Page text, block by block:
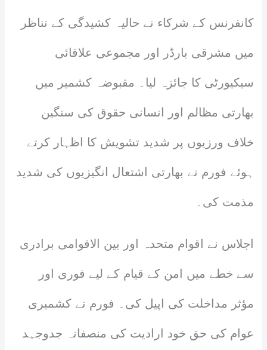
کانفرنس کے شرکاء نے حالیہ کشیدگی کے تناظر
میں مشرقی بارڈر اور مجموعی علاقائی
سیکیورٹی کا جائزہ لیا۔ مقبوضہ کشمیر میں
بھارتی مظالم اور انسانی حقوق کی سنگین
خلاف ورزیوں پر شدید تشویش کا اظہار کرتے
ہوئے فورم نے بھارتی اشتعال انگیزیوں کی شدید
مذمت کی۔
اجلاس نے اقوام متحدہ اور بین الاقوامی برادری
سے خطے میں امن کے قیام کے لیے فوری اور
مؤثر مداخلت کی اپیل کی۔ فورم نے کشمیری
عوام کی حق خود ارادیت کی منصفانہ جدوجہد